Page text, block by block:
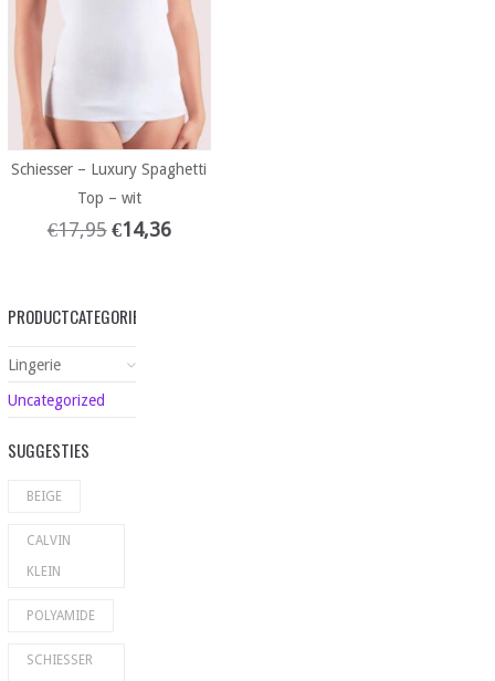
Schiesser – Luxury Spaghetti
Top – wit
€17,95 €14,36
PRODUCTCATEGORIEËN
Lingerie
Uncategorized
SUGGESTIES
BEIGE
CALVIN
KLEIN
POLYAMIDE
SCHIESSER